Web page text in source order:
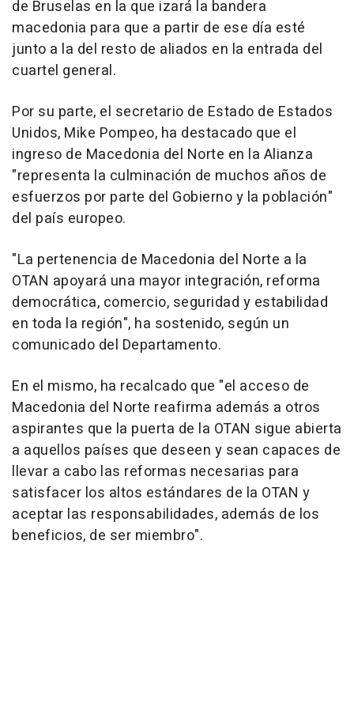
de Bruselas en la que izará la bandera
macedonia para que a partir de ese día esté
junto a la del resto de aliados en la entrada del
cuartel general.
Por su parte, el secretario de Estado de Estados
Unidos, Mike Pompeo, ha destacado que el
ingreso de Macedonia del Norte en la Alianza
"representa la culminación de muchos años de
esfuerzos por parte del Gobierno y la población"
del país europeo.
"La pertenencia de Macedonia del Norte a la
OTAN apoyará una mayor integración, reforma
democrática, comercio, seguridad y estabilidad
en toda la región", ha sostenido, según un
comunicado del Departamento.
En el mismo, ha recalcado que "el acceso de
Macedonia del Norte reafirma además a otros
aspirantes que la puerta de la OTAN sigue abierta
a aquellos países que deseen y sean capaces de
llevar a cabo las reformas necesarias para
satisfacer los altos estándares de la OTAN y
aceptar las responsabilidades, además de los
beneficios, de ser miembro".